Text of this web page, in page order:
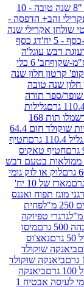
צלחת "8 שנה טובה - 10
הדפסה -
שנה
דג כסף
חב' 6 כלי
שנה
מרשמלו תות 168
אוראו עוגיות שוקולד חום 64.4
חטיף
דבש
גומי
מארז של 10 יח'
ואננס
מיסו
שוקולד
גומי לעיסה אבטיח 1